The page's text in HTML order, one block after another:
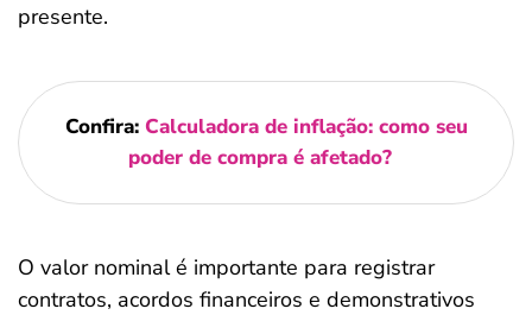
presente.
Confira: Calculadora de inflação: como seu
poder de compra é afetado?
O valor nominal é importante para registrar
contratos, acordos financeiros e demonstrativos